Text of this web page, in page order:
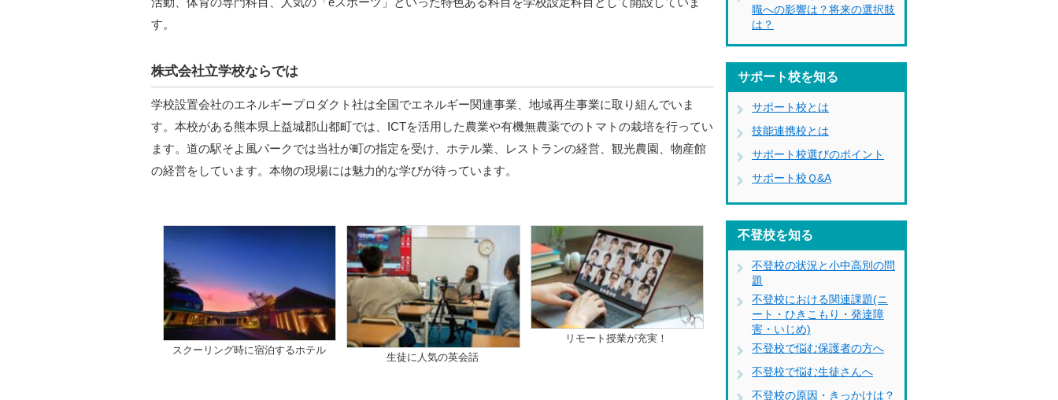
す。
株式会社立学校ならでは
学校設置会社のエネルギープロダクト社は全国でエネルギー関連事業、地域再生事業に取り組んでいま
す。本校がある熊本県上益城郡山都町では、ICTを活用した農業や有機無農薬でのトマトの栽培を行ってい
ます。道の駅そよ風パークでは当社が町の指定を受け、ホテル業、レストランの経営、観光農園、物産館
の経営をしています。本物の現場には魅力的な学びが待っています。
スクーリング時に宿泊するホテル
生徒に人気の英会話
リモート授業が充実！
職への影響は？将来の選択肢
は？
サポート校を知る
サポート校とは
技能連携校とは
サポート校選びのポイント
サポート校Ｑ&A
不登校を知る
不登校の状況と小中高別の問
題
不登校における関連課題(ニ
ート・ひきこもり・発達障
害・いじめ)
不登校で悩む保護者の方へ
不登校で悩む生徒さんへ
不登校の原因・きっかけは？